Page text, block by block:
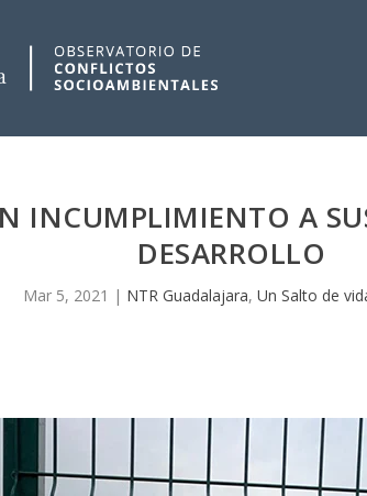
INCUMPLIMIENTO A
DESARROLLO
Mar 5, 2021 | NTR Guadalajara,Un Salto de